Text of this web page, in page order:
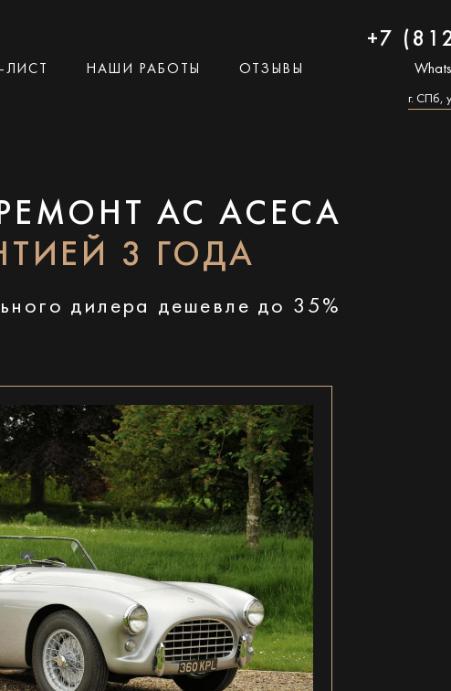
ЛИСТ НАШИ РАБОТЫ ОТЗЫВЫ
+7
г. СПб,
AC ACECA
3 ГОДА
дилера дешевле до 35%